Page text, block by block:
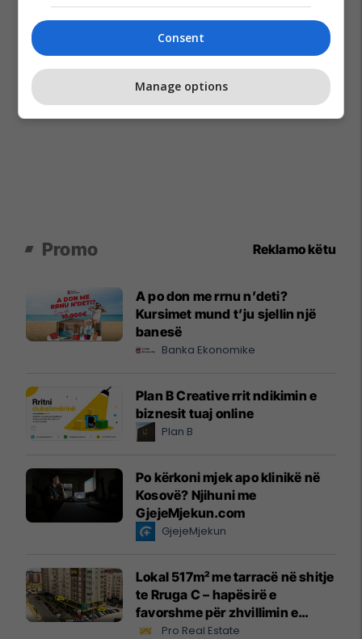
Promo Reklamo këtu
A po don me rrnu n’deti?
Kursimet mund t’ju sjellin një
banesë
Banka Ekonomike
Plan B Creative rrit ndikimin e
biznesit tuaj online
Plan B
Po kërkoni mjek apo klinikë në
Kosovë? Njihuni me
GjejeMjekun.com
GjejeMjekun
Lokal 517m² me tarracë në shitje
te Rruga C – hapësirë e
favorshme për zhvillimin e
biznesit #15796
Pro Real Estate
Consent
Manage options